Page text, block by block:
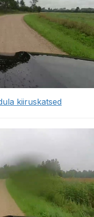
kiiruskatsed